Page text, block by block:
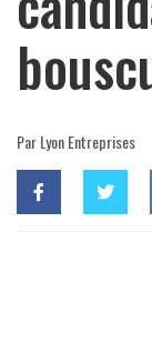
Par Lyon Entreprises